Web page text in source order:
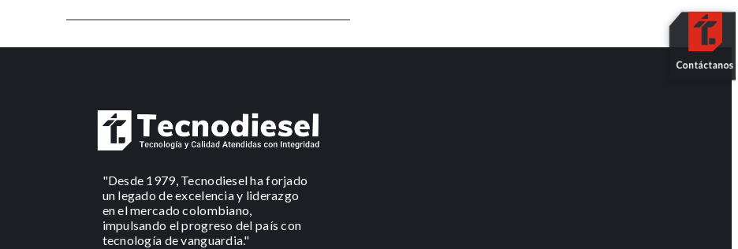
"Desde 1979, Tecnodiesel ha forjado
un legado de excelencia y liderazgo
en el mercado colombiano,
impulsando el progreso del país con
tecnología de vanguardia."